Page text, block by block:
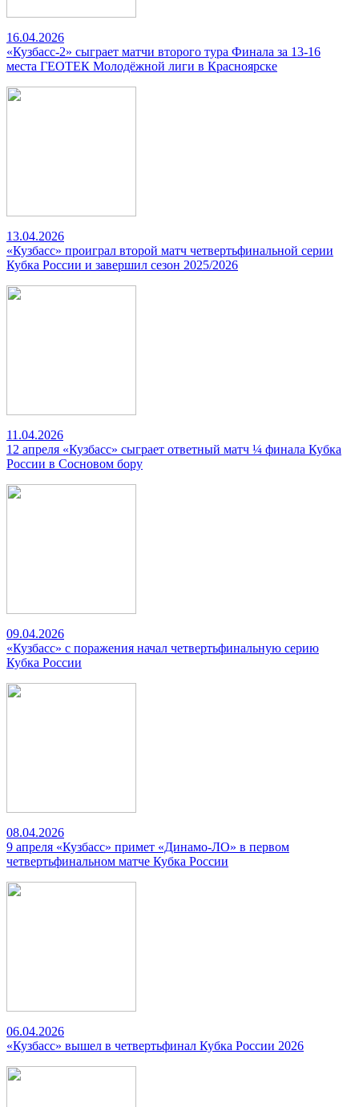
16.04.2026
«Кузбасс-2» сыграет матчи второго тура Финала за 13-16
места ГЕОТЕК Молодёжной лиги в Красноярске
13.04.2026
«Кузбасс» проиграл второй матч четвертьфинальной серии
Кубка России и завершил сезон 2025/2026
11.04.2026
12 апреля «Кузбасс» сыграет ответный матч ¼ финала Кубка
России в Сосновом бору
09.04.2026
«Кузбасс» с поражения начал четвертьфинальную серию
Кубка России
08.04.2026
9 апреля «Кузбасс» примет «Динамо-ЛО» в первом
четвертьфинальном матче Кубка России
06.04.2026
«Кузбасс» вышел в четвертьфинал Кубка России 2026